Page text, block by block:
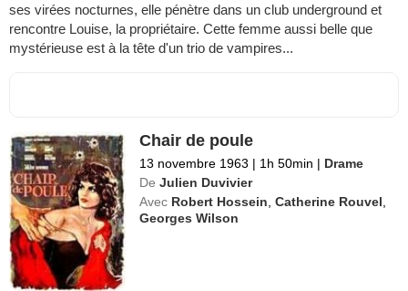
ses virées nocturnes, elle pénètre dans un club underground et
rencontre Louise, la propriétaire. Cette femme aussi belle que
mystérieuse est à la tête d'un trio de vampires...
Chair de poule
13 novembre 1963 | 1h 50min | Drame
De Julien Duvivier
Avec Robert Hossein,Catherine Rouvel,
Georges Wilson